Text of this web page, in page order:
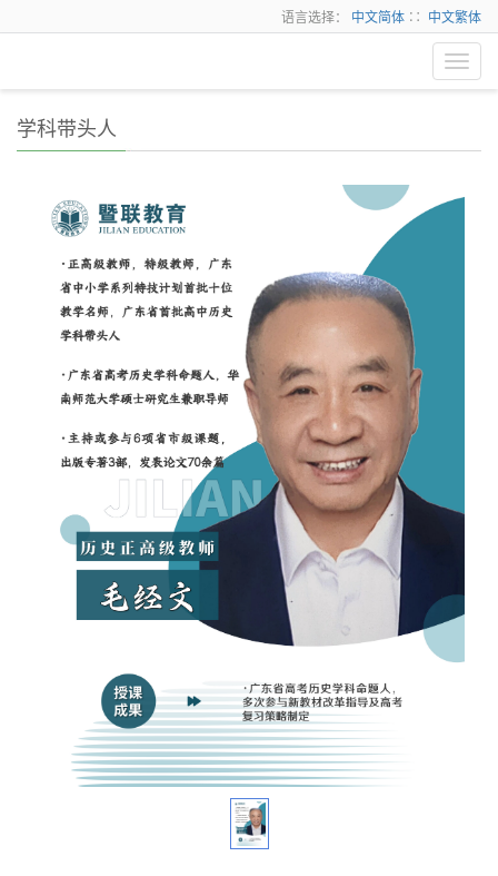
语言选择： 中文简体 ∷ 中文繁体
学科带头人